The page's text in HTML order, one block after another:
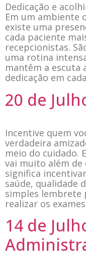
Dedicação e
Em um ambiente
existe uma
cada paciente
recepcionistas.
uma rotina
mantêm a escuta
dedicação em
20 de
Incentive quem
verdadeira
meio do cuidado.
vai muito além
significa
saúde, qualidade
simples lembrete
realizar os
14 de